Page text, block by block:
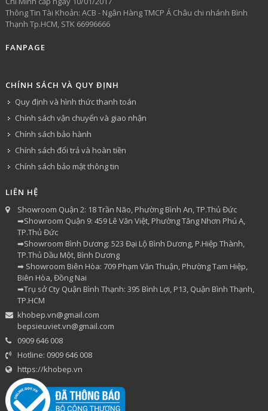
Thông Tin Tài Khoản: ACB - Ngân Hàng TMCP Á Châu chi nhánh Bình
Thạnh Tp.HCM, STK 66996666
FANPAGE
CHÍNH SÁCH VÀ QUY ĐỊNH
Quy định và hình thức thanh toán
Chính sách vận chuyển và giao nhận
Chính sách bảo hành
Chính sách đổi trả và hoàn tiền
Chính sách bảo mật thông tin
LIÊN HỆ
Showroom Quận 2: 18 Trần Não, Phường Bình An, TP.Thủ Đức
➡Showroom Quận 9: 459 Lê Văn Việt, Phường Tăng Nhơn Phú A,
TP.Thủ Đức
➡Showroom Bình Dương: 523 Đại Lộ Bình Dương, P.Hiệp Thành,
TP.Thủ Dầu Một, Bình Dương
➡ Showroom Biên Hòa: 709 Phạm Văn Thuận, Phường Tam Hiệp,
Biên Hòa, Đồng Nai
➡Trụ sở Cty Quận Bình Thạnh: 395 Bình Lợi, P13, Quận Bình Thạnh,
TP.HCM
khobep.vn@gmail.com
bepsieuviet.vn@gmail.com
0909 646 008
Hotline: 0909 646 008
https://khobep.vn